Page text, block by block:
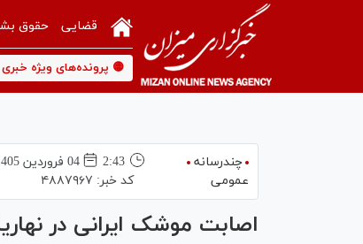
قضایی حقوق
🟡 پرونده‌های ویژه خبری
چندرسانه
عمومی
2:43
04 فروردين 1405
کد خبر: ۴۸۸۷۹۶۷
اصابت موشک ایرانی در